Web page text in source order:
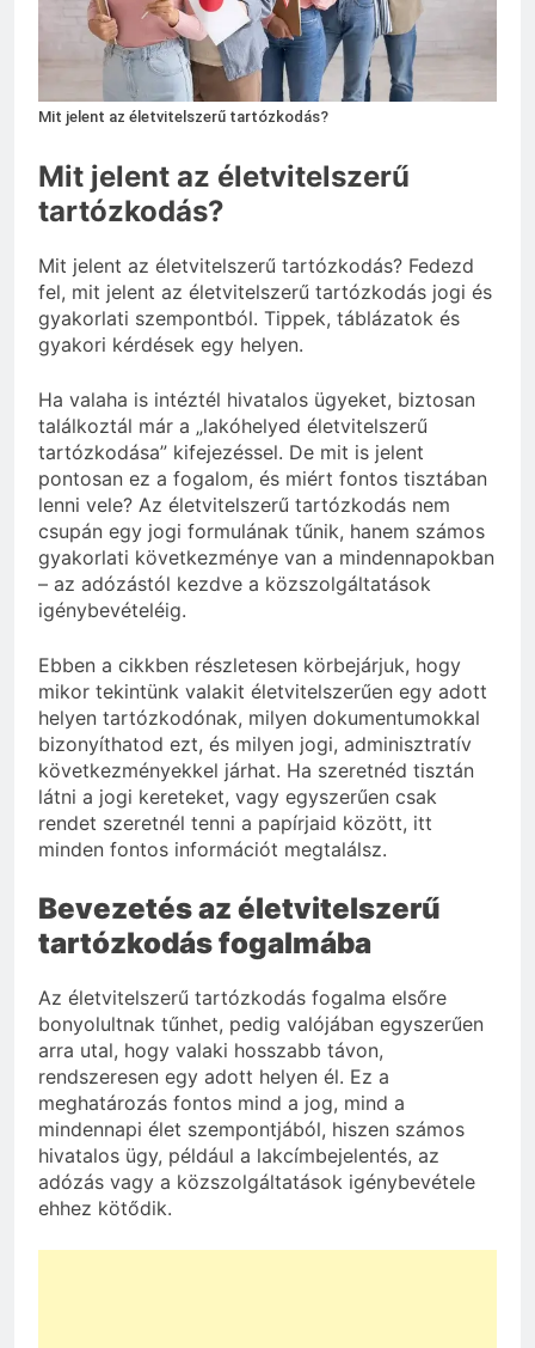
Mennyi a táppénz?
3 Nap Ezelőtt
Mit jelent az életvitelszerű tartózkodás?
Mit jelent az életvitelszerű
tartózkodás?
Mit jelent az életvitelszerű tartózkodás? Fedezd
fel, mit jelent az életvitelszerű tartózkodás jogi és
gyakorlati szempontból. Tippek, táblázatok és
gyakori kérdések egy helyen.
Ha valaha is intéztél hivatalos ügyeket, biztosan
találkoztál már a „lakóhelyed életvitelszerű
tartózkodása” kifejezéssel. De mit is jelent
pontosan ez a fogalom, és miért fontos tisztában
lenni vele? Az életvitelszerű tartózkodás nem
csupán egy jogi formulának tűnik, hanem számos
gyakorlati következménye van a mindennapokban
– az adózástól kezdve a közszolgáltatások
igénybevételéig.
Ebben a cikkben részletesen körbejárjuk, hogy
mikor tekintünk valakit életvitelszerűen egy adott
helyen tartózkodónak, milyen dokumentumokkal
bizonyíthatod ezt, és milyen jogi, adminisztratív
következményekkel járhat. Ha szeretnéd tisztán
látni a jogi kereteket, vagy egyszerűen csak
rendet szeretnél tenni a papírjaid között, itt
minden fontos információt megtalálsz.
Bevezetés az életvitelszerű
tartózkodás fogalmába
Az életvitelszerű tartózkodás fogalma elsőre
bonyolultnak tűnhet, pedig valójában egyszerűen
arra utal, hogy valaki hosszabb távon,
rendszeresen egy adott helyen él. Ez a
meghatározás fontos mind a jog, mind a
mindennapi élet szempontjából, hiszen számos
hivatalos ügy, például a lakcímbejelentés, az
adózás vagy a közszolgáltatások igénybevétele
ehhez kötődik.